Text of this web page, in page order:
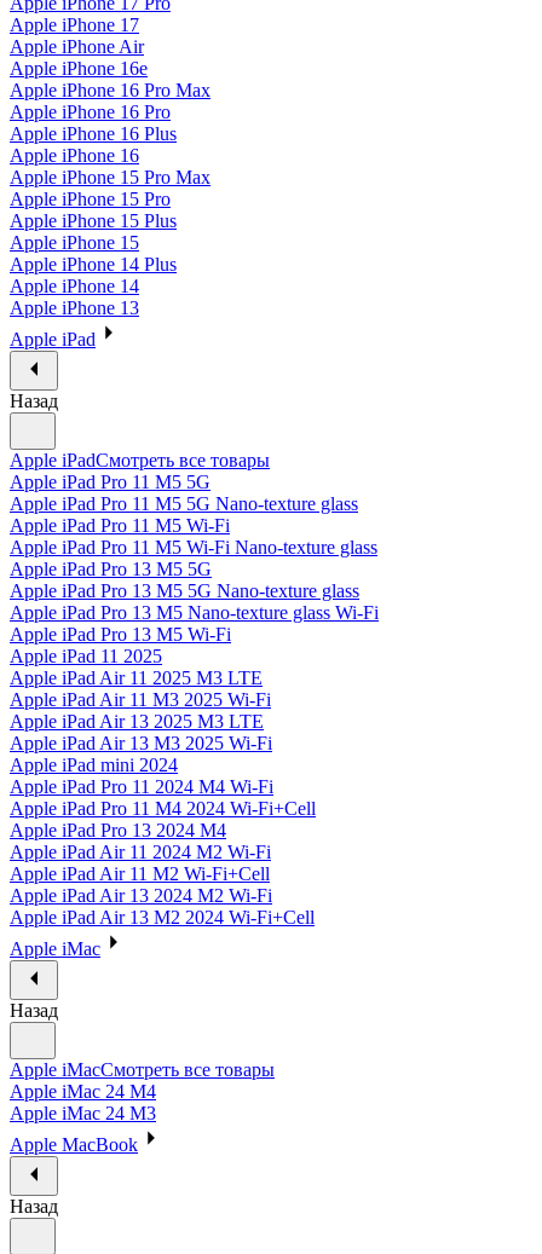
Apple iPhone 17
Apple iPhone Air
Apple iPhone 16e
Apple iPhone 16 Pro Max
Apple iPhone 16 Pro
Apple iPhone 16 Plus
Apple iPhone 16
Apple iPhone 15 Pro Max
Apple iPhone 15 Pro
Apple iPhone 15 Plus
Apple iPhone 15
Apple iPhone 14 Plus
Apple iPhone 14
Apple iPhone 13
Apple iPad
Назад
Apple iPadСмотреть все товары
Apple iPad Pro 11 M5 5G
Apple iPad Pro 11 M5 5G Nano-texture glass
Apple iPad Pro 11 M5 Wi-Fi
Apple iPad Pro 11 M5 Wi-Fi Nano-texture glass
Apple iPad Pro 13 M5 5G
Apple iPad Pro 13 M5 5G Nano-texture glass
Apple iPad Pro 13 M5 Nano-texture glass Wi-Fi
Apple iPad Pro 13 M5 Wi-Fi
Apple iPad 11 2025
Apple iPad Air 11 2025 M3 LTE
Apple iPad Air 11 M3 2025 Wi-Fi
Apple iPad Air 13 2025 M3 LTE
Apple iPad Air 13 M3 2025 Wi-Fi
Apple iPad mini 2024
Apple iPad Pro 11 2024 M4 Wi-Fi
Apple iPad Pro 11 M4 2024 Wi-Fi+Cell
Apple iPad Pro 13 2024 M4
Apple iPad Air 11 2024 M2 Wi-Fi
Apple iPad Air 11 M2 Wi-Fi+Cell
Apple iPad Air 13 2024 M2 Wi-Fi
Apple iPad Air 13 M2 2024 Wi-Fi+Cell
Apple iMac
Назад
Apple iMacСмотреть все товары
Apple iMac 24 M4
Apple iMac 24 M3
Apple MacBook
Назад